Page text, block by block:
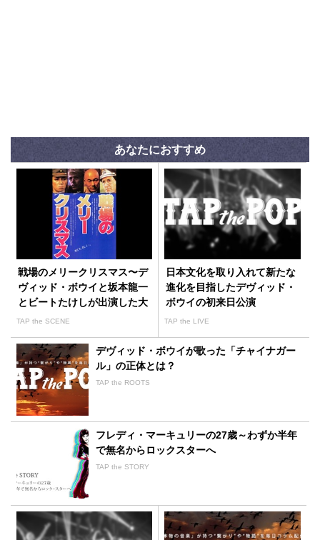
あなたにおすすめ
戦場のメリークリスマス〜デ
ヴィッド・ボウイと坂本龍一
とビートたけしが出演した大
島渚監督作品
TAP the SCENE
日本文化を取り入れて新たな
進化を目指したデヴィッド・
ボウイの初来日公演
TAP the LIVE
デヴィッド・ボウイが歌った「チャイナガー
ル」の正体とは？
TAP the ROOTS
フレディ・マーキュリーの27歳～わずか半年
で無名からロックスターへ
TAP the STORY